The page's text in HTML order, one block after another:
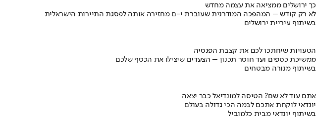
כך ירושלים ממציאה את עצמה מחדש
לא רק קודש – המהפכה המודרנית שעוברת י-ם מחזירה אותה לפסגת התיירות הישראלית
בשיתוף עיריית ירושלים
הטעויות שיחתכו לכם את קצבת הפנסיה
ממשיכת כספים ועד חוסר תכנון – הצעדים שיצילו את הכסף שלכם
בשיתוף מנורה מבטחים
אתם עוד לא שם? הטיסה למונדיאל כבר יצאה
יונדאי לוקחת אתכם לבמה הכי גדולה בעולם
בשיתוף יונדאי מבית כלמוביל